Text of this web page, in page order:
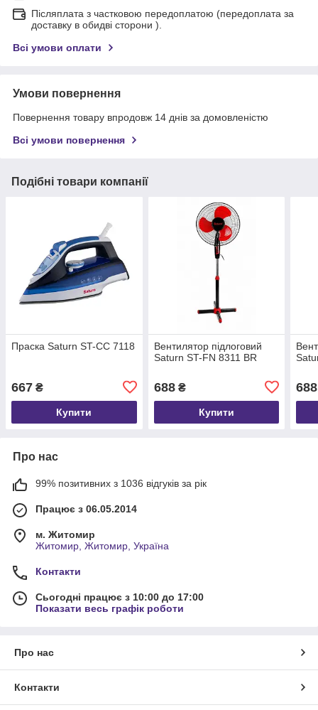
Післяплата з частковою передоплатою (передоплата за
доставку в обидві сторони ).
Всі умови оплати
Умови повернення
Повернення товару впродовж 14 днів за домовленістю
Всі умови повернення
Подібні товари компанії
Праска Saturn ST-CC 7118
667 ₴
Купити
Вентилятор підлоговий
Saturn ST-FN 8311 BR
688₴
Купити
688
Про нас
99% позитивних з 1036 відгуків за рік
Працює з 06.05.2014
м. Житомир
Житомир, Житомир, Україна
Контакти
Сьогодні працює з 10:00 до 17:00
Показати весь графік роботи
Про нас
Контакти